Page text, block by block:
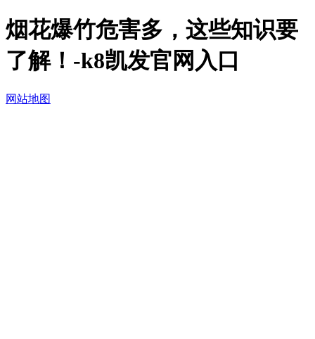
烟花爆竹危害多，这些知识要
了解！-k8凯发官网入口
网站地图